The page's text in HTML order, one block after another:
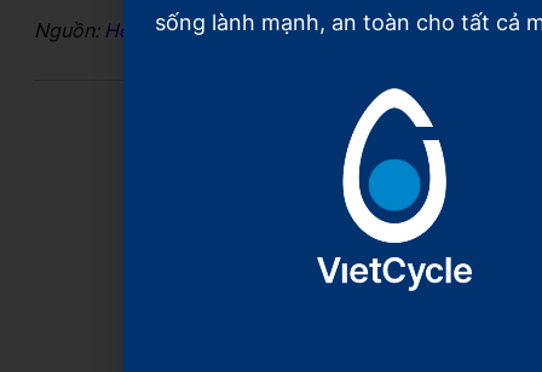
Nguồn: Hoài An, The Leader
Xem thêm
sống lành mạnh, an toàn cho tất cả